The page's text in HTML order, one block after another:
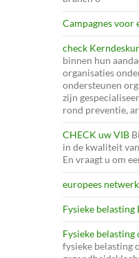
Campagnes voor
check
binnen hun
organisaties
ondersteunen
zijn
rond preventie,
CHECK uw VIB
in de kwaliteit
En vraagt u om
europees
Fysieke belasting
Fysieke belasting
fysieke belasting